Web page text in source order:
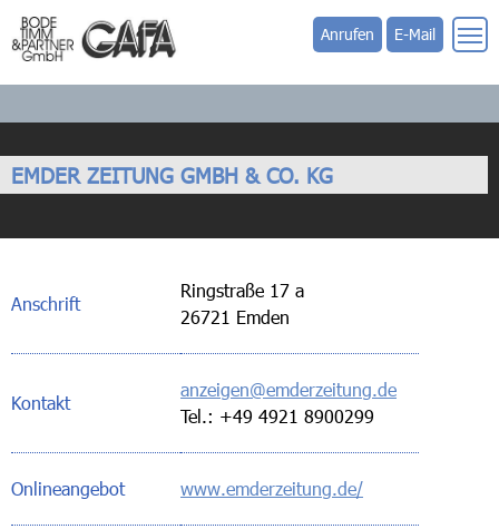
Anrufen E-Mail
EMDER ZEITUNG GMBH & CO. KG
Anschrift
Ringstraße 17 a
26721 Emden
Kontakt
anzeigen@emderzeitung.de
Tel.: +49 4921 8900299
Onlineangebot www.emderzeitung.de/